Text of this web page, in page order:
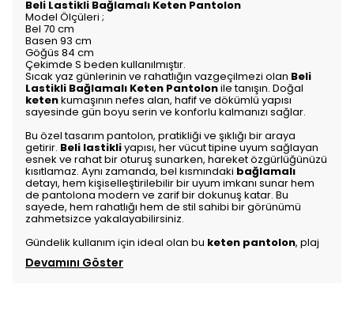
Beli Lastikli Bağlamalı Keten Pantolon
Model Ölçüleri ;
Bel 70 cm
Basen 93 cm
Göğüs 84 cm
Çekimde S beden kullanılmıştır.
Sıcak yaz günlerinin ve rahatlığın vazgeçilmezi olan Beli
Lastikli Bağlamalı Keten Pantolonile tanışın. Doğal
ketenkumaşının nefes alan, hafif ve dökümlü yapısı
sayesinde gün boyu serin ve konforlu kalmanızı sağlar.
Bu özel tasarım pantolon, pratikliği ve şıklığı bir araya
getirir. Beli lastikliyapısı, her vücut tipine uyum sağlayan
esnek ve rahat bir oturuş sunarken, hareket özgürlüğünüzü
kısıtlamaz. Aynı zamanda, bel kısmındaki bağlamalı
detayı, hem kişiselleştirilebilir bir uyum imkanı sunar hem
de pantolona modern ve zarif bir dokunuş katar. Bu
sayede, hem rahatlığı hem de stil sahibi bir görünümü
zahmetsizce yakalayabilirsiniz.
Gündelik kullanım için ideal olan bu keten pantolon, plaj
Devamını Göster